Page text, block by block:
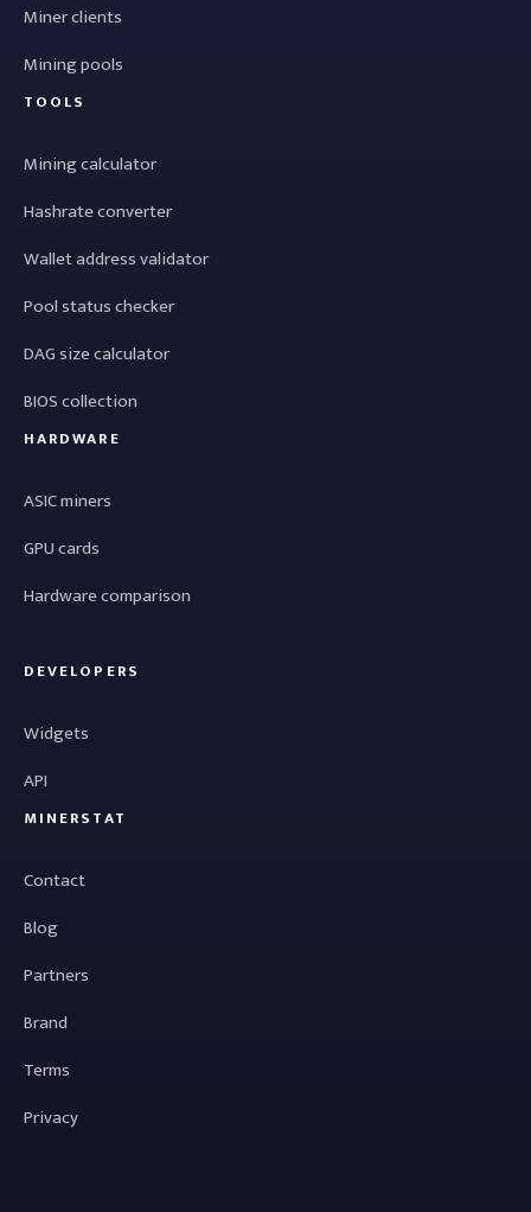
Miner clients
Mining pools
TOOLS
Mining calculator
Hashrate converter
Wallet address validator
Pool status checker
DAG size calculator
BIOS collection
HARDWARE
ASIC miners
GPU cards
Hardware comparison
DEVELOPERS
Widgets
API
MINERSTAT
Contact
Blog
Partners
Brand
Terms
Privacy